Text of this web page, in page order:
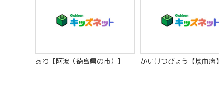
あわ【阿波（徳島県の市）】 かいけつびょう【壊血病】